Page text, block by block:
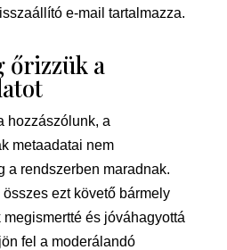
e-mail tartalmazza.
őrizzük a
hozzászólunk, a
metaadatai nem
a rendszerben maradnak.
ezt követő bármely
és jóváhagyottá
fel a moderálandó